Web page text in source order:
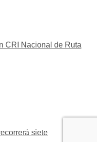
CRI Nacional de Ruta
siete